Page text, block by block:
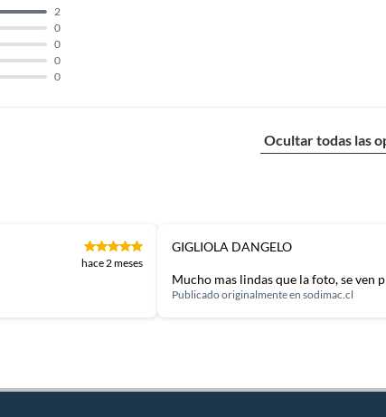
0
0
0
0
2
Ocultar todas las
hace 2 meses
GIGLIOLA DANGELO
Mucho mas lindas que la foto, se ven
Publicado originalmente en sodimac.cl